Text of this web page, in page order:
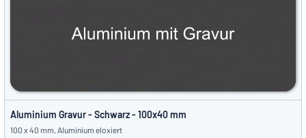
Aluminium Gravur - Schwarz - 100x40 mm
100 x 40 mm, Aluminium eloxiert